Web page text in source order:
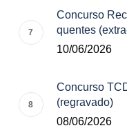
Concurso
quentes
10/06/2026
Concurso
(regravado)
08/06/2026